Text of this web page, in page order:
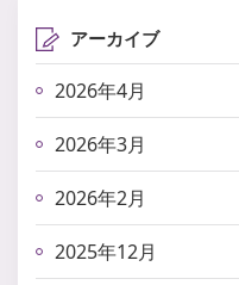
アーカイブ
2026年4月
2026年3月
2026年2月
2025年12月